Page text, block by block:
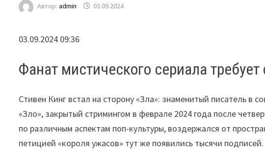
Автор:admin 03.09.2024
03.09.2024 09:36
Фанат мистического сериала
Стивен Кинг встал на сторону «Зла»: знаменитый писатель в
«Зло», закрытый стримингом в феврале 2024 года после
по различным аспектам поп-культуры, воздержался от
петицией «короля ужасов» тут же появились тысячи подписей.